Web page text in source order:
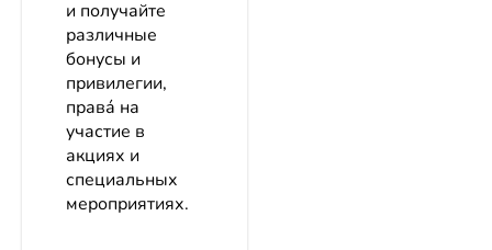
и получайте
различные
бонусы и
привилегии,
права́ на
участие в
акциях и
специальных
мероприятиях.